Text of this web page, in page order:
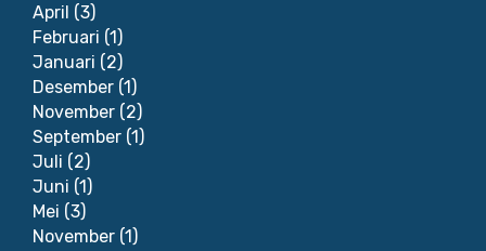
April (3)
Februari (1)
Januari (2)
Desember (1)
November (2)
September (1)
Juli (2)
Juni (1)
Mei (3)
November (1)